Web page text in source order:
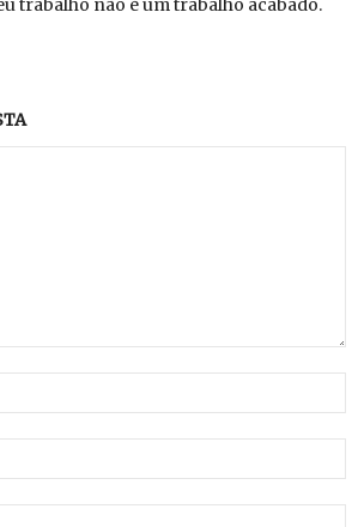
trabalho não é um trabalho acabado.